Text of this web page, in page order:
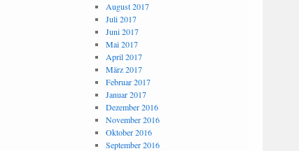
August 2017
Juli 2017
Juni 2017
Mai 2017
April 2017
März 2017
Februar 2017
Januar 2017
Dezember 2016
November 2016
Oktober 2016
September 2016